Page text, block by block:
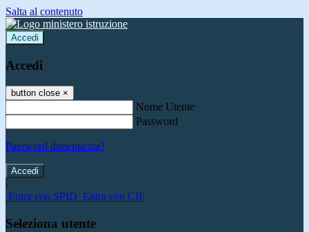
Salta al contenuto
Accedi
Accedi
button close ×
Nome Utente
Password
Password dimenticata?
-
Entra con SPID Entra con CIE
Seleziona utente